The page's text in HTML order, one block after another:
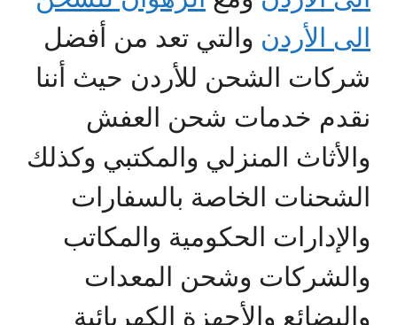
الى الأردن والتي تعد من أفضل
شركات الشحن للأردن حيث أننا
نقدم خدمات شحن العفش
والأثاث المنزلي والمكتبي وكذلك
الشحنات الخاصة بالسفارات
والإدارات الحكومية والمكاتب
والشركات وشحن المعدات
والبضائع والأجهزة الكهربائية